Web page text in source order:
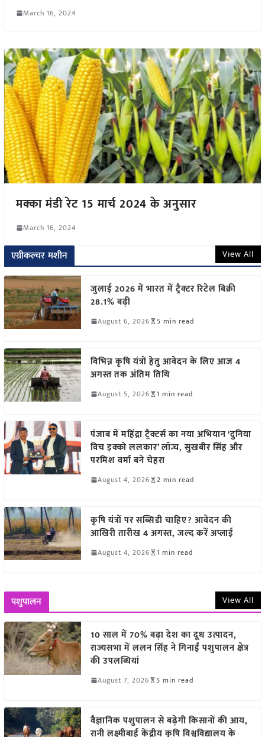
March 16, 2024
मक्का मंडी रेट 15 मार्च 2024 के अनुसार
March 16, 2024
एग्रीकल्चर मशीन View All
जुलाई 2026 में भारत में ट्रैक्टर रिटेल बिक्री
28.1% बढ़ी
August 6, 2026 5 min read
विभिन्न कृषि यंत्रों हेतु आवेदन के लिए आज 4
अगस्त तक अंतिम तिथि
August 5, 2026 1 min read
पंजाब में महिंद्रा ट्रैक्टर्स का नया अभियान ‘दुनिया
विच इक्को ललकार’ लॉन्च, सुखबीर सिंह और
परमिश वर्मा बने चेहरा
August 4, 2026 2 min read
कृषि यंत्रों पर सब्सिडी चाहिए? आवेदन की
आखिरी तारीख 4 अगस्त, जल्द करें अप्लाई
August 4, 2026 1 min read
पशुपालन View All
10 साल में 70% बढ़ा देश का दूध उत्पादन,
राज्यसभा में ललन सिंह ने गिनाईं पशुपालन क्षेत्र
की उपलब्धियां
August 7, 2026 5 min read
वैज्ञानिक पशुपालन से बढ़ेगी किसानों की आय,
रानी लक्ष्मीबाई केंद्रीय कृषि विश्वविद्यालय के